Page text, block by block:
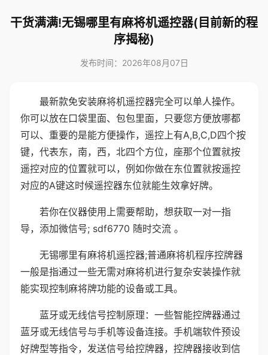
干货满满!无锡哪里有麻将机遥控器(目前新的程
序揭秘)
发布时间：2026年08月07日
最新款免安装麻将机遥控器完全可以单人操作。
你可以放在口袋里面、包包里面，只要您方便放哪都
可以、重要的是能方便操作，遥控上有A,B,C,D四个按
键，代表东，南，西，北四个方位，座那个位置就按
遥控对应的位置就可以，例如你做在东位置就按遥控
对应的A键这时候遥控器东位就能生效拿好牌。
若你在仪器使用上需要帮助，想获取一对一指
导，添加微信号; sdf6770 随时交流 。
无锡哪里有麻将机遥控器;普通麻将机程序控牌器
一般是指通过一些无需对麻将机进行复杂安装操作就
能实现控制麻将牌功能的设备或工具。
蓝牙或无线信号控制原理：一些智能控牌器通过
蓝牙或无线信号与手机等设备连接。手机端软件预设
好牌型等指令，发送信号给控牌器，控牌器接收到信